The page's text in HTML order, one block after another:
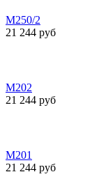
М250/2
21 244 руб
М202
21 244 руб
М201
21 244 руб